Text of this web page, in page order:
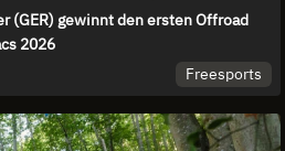
(GER) gewinnt den ersten Offroad
2026
Freesports